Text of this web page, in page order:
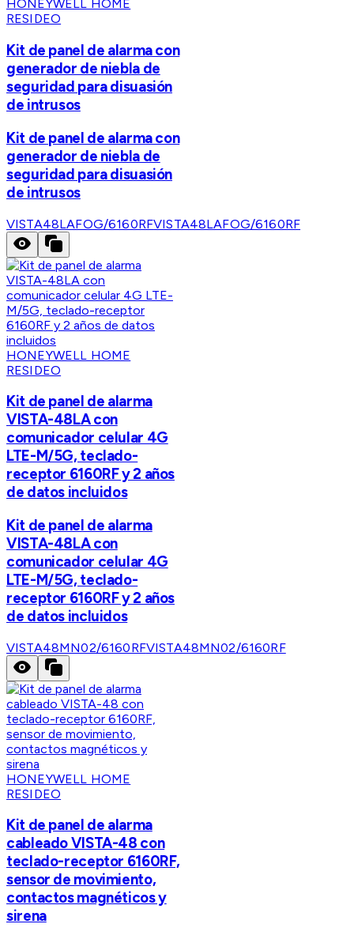
HONEYWELL HOME
RESIDEO
Kit de panel de alarma con
generador de niebla de
seguridad para disuasión
de intrusos
Kit de panel de alarma con
generador de niebla de
seguridad para disuasión
de intrusos
VISTA48LAFOG/6160RFVISTA48LAFOG/6160RF
HONEYWELL HOME
RESIDEO
Kit de panel de alarma
VISTA-48LA con
comunicador celular 4G
LTE-M/5G, teclado-
receptor 6160RF y 2 años
de datos incluidos
Kit de panel de alarma
VISTA-48LA con
comunicador celular 4G
LTE-M/5G, teclado-
receptor 6160RF y 2 años
de datos incluidos
VISTA48MN02/6160RFVISTA48MN02/6160RF
HONEYWELL HOME
RESIDEO
Kit de panel de alarma
cableado VISTA-48 con
teclado-receptor 6160RF,
sensor de movimiento,
contactos magnéticos y
sirena